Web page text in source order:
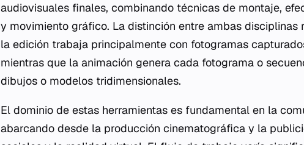
audiovisuales finales, combinando técnicas de montaje,
y movimiento gráfico. La distinción entre ambas disciplinas
la edición trabaja principalmente con fotogramas
mientras que la animación genera cada fotograma o
dibujos o modelos tridimensionales.
El dominio de estas herramientas es fundamental en la
abarcando desde la producción cinematográfica y la